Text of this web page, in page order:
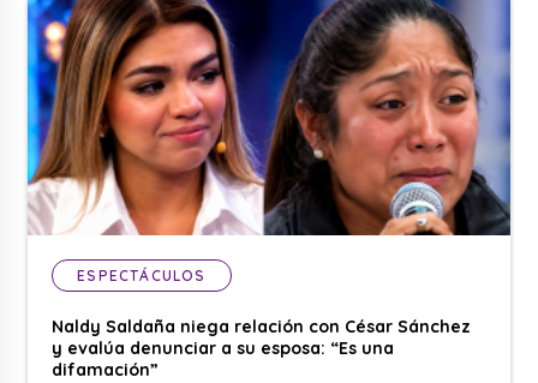
ESPECTÁCULOS
Naldy Saldaña niega relación con César Sánchez
y evalúa denunciar a su esposa: “Es una
difamación”